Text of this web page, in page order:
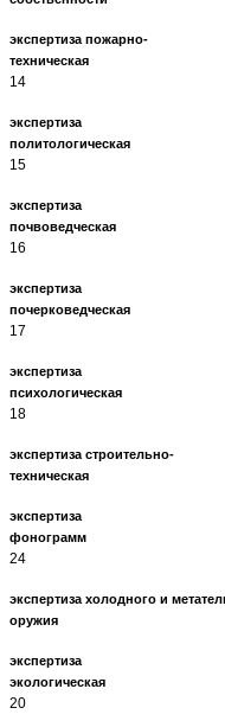
экспертиза пожарно-
14
экспертиза
15
экспертиза
16
экспертиза
17
экспертиза
18
экспертиза строительно-
экспертиза
24
экспертиза холодного и
экспертиза
20